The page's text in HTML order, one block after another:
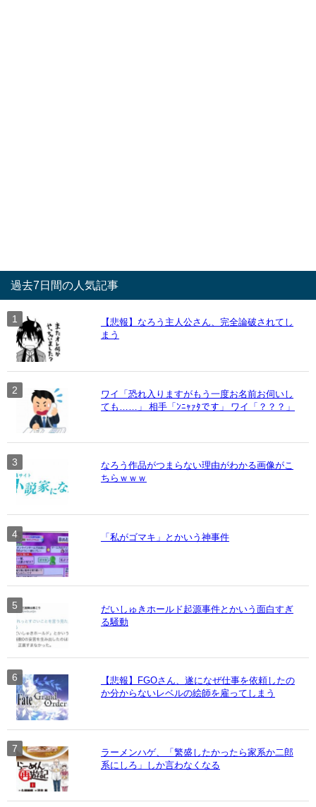
過去7日間の人気記事
【悲報】なろう主人公さん、完全論破されてし
まう
ワイ「恐れ入りますがもう一度お名前お伺いし
ても……」 相手「ﾝﾆｬｧﾀです」 ワイ「？？？」
なろう作品がつまらない理由がわかる画像がこ
ちらｗｗｗ
「私がゴマキ」とかいう神事件
だいしゅきホールド起源事件とかいう面白すぎ
る騒動
【悲報】FGOさん、遂になぜ仕事を依頼したの
か分からないレベルの絵師を雇ってしまう
ラーメンハゲ、「繁盛したかったら家系か二郎
系にしろ」しか言わなくなる